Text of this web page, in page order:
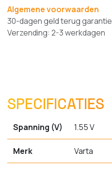
Algemene voorwaarden
30-dagen geld terug garantie
Verzending: 2-3 werkdagen
SPECIFICATIES
Spanning (V) 1.55 V
Merk Varta